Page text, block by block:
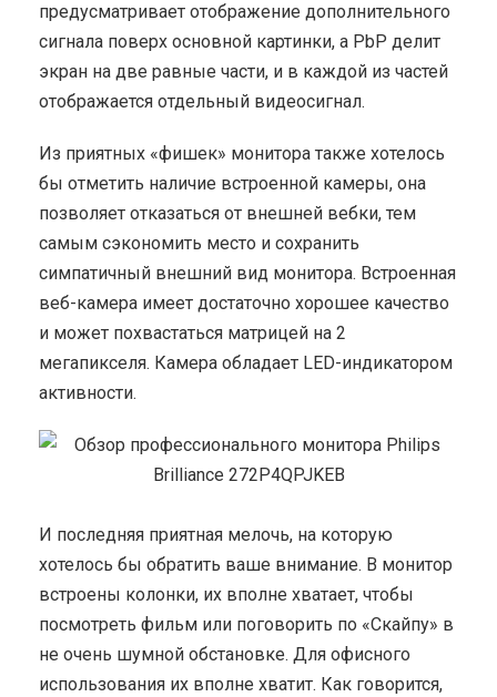
предусматривает отображение дополнительного
сигнала поверх основной картинки, а PbP делит
экран на две равные части, и в каждой из частей
отображается отдельный видеосигнал.
Из приятных «фишек» монитора также хотелось
бы отметить наличие встроенной камеры, она
позволяет отказаться от внешней вебки, тем
самым сэкономить место и сохранить
симпатичный внешний вид монитора. Встроенная
веб-камера имеет достаточно хорошее качество
и может похвастаться матрицей на 2
мегапикселя. Камера обладает LED-индикатором
активности.
И последняя приятная мелочь, на которую
хотелось бы обратить ваше внимание. В монитор
встроены колонки, их вполне хватает, чтобы
посмотреть фильм или поговорить по «Скайпу» в
не очень шумной обстановке. Для офисного
использования их вполне хватит. Как говорится,